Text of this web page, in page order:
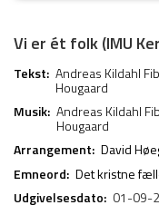
Vi er ét folk (IMU
Tekst: Andreas Kildahl
Hougaard
Musik: Andreas Kildahl
Hougaard
Arrangement: David
Emneord: Det kristne
Udgivelsesdato: 01-09-